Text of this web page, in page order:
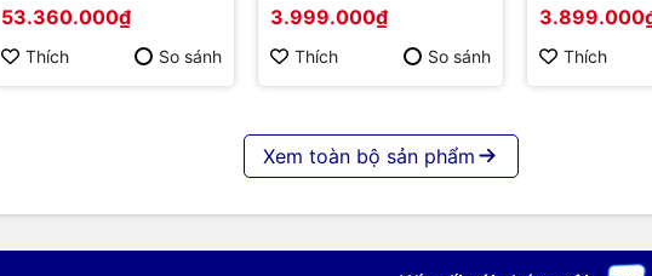
combo | Hàng chính
hãng
53.360.000₫
Thích So sánh
(Switch Tactile) | Hàng
chính hãng
3.999.000₫
Thích So sánh
đen Tactile
920-
chính hãng
Thích
Xem toàn bộ sản phẩm